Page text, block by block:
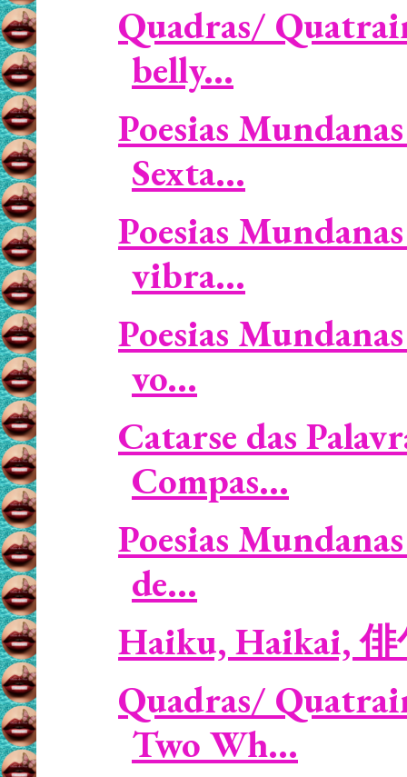
Quadras/
belly...
Poesias
Sexta...
Poesias
vibra...
Poesias
vo...
Catarse das
Compas...
Poesias
de...
Haiku, Haikai, 俳
Quadras/
Two Wh...